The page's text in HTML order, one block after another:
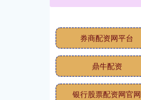
券商配资网平台
鼎牛配资
银行股票配资网官网